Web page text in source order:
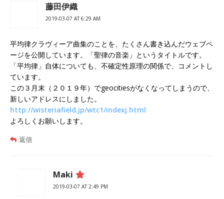
藤田伊織
2019-03-07 AT 6:29 AM
平均律クラヴィーア曲集のことを、たくさん書き込んだウェブペ
ージを公開しています。「聖律の音楽」というタイトルです。
「平均律」自体についても、不確定性原理の関係で、コメントし
ています。
この３月末（２０１９年）でgeocitiesがなくなってしまうので、
新しいアドレスにしました。
http://wisteriafield.jp/wtc1/indexj.html
よろしくお願いします。
返信
Maki
2019-03-07 AT 2:49 PM